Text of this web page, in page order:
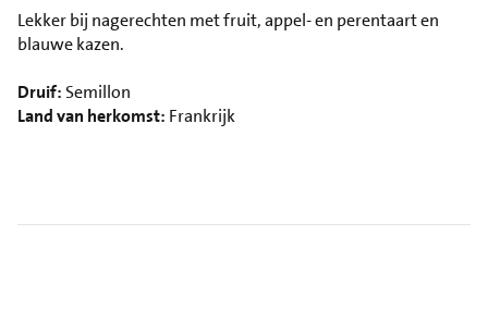
Lekker bij nagerechten met fruit, appel- en perentaart en
blauwe kazen.
Druif:Semillon
Land van herkomst: Frankrijk